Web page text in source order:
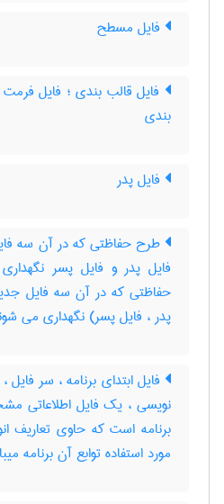
فایل مسطح
فایل قالب بندی ؛ فایل
بندی
فایل پدر
طرح حفاظتی که در آن سه
فایل پدر و فایل پسر
حفاظتی که در آن سه فایل
پدر ، فایل پسر) نگهداری می
فایل ابتدای برنامه ، سر فایل
نویسی ، یک فایل اطلاعاتی
برنامه است که حاوی تعاریف
مورد استفاده توابع آن برنامه